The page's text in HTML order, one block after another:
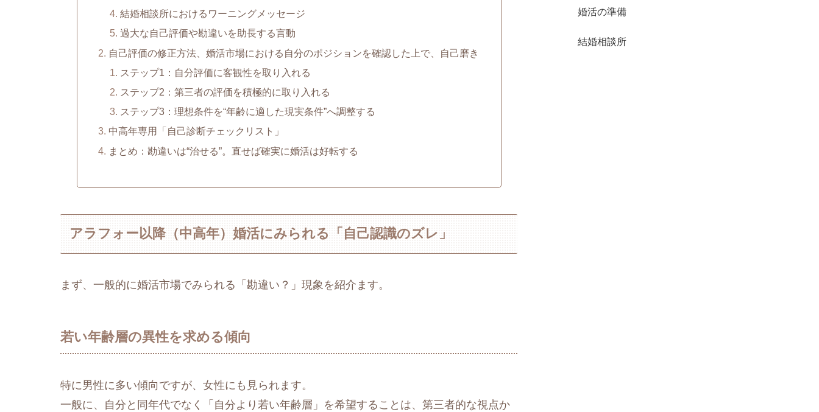
結婚相談所におけるワーニングメッセージ
過大な自己評価や勘違いを助長する言動
自己評価の修正方法、婚活市場における自分のポジションを確認した上で、自己磨き
ステップ1：自分評価に客観性を取り入れる
ステップ2：第三者の評価を積極的に取り入れる
ステップ3：理想条件を“年齢に適した現実条件”へ調整する
中高年専用「自己診断チェックリスト」
まとめ：勘違いは“治せる”。直せば確実に婚活は好転する
アラフォー以降（中高年）婚活にみられる「自己認識のズレ」
まず、一般的に婚活市場でみられる「勘違い？」現象を紹介ます。
若い年齢層の異性を求める傾向
特に男性に多い傾向ですが、女性にも見られます。
一般に、自分と同年代でなく「自分より若い年齢層」を希望することは、第三者的な視点か
婚活の準備
結婚相談所